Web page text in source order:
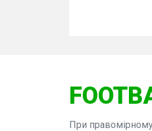
При правомірному